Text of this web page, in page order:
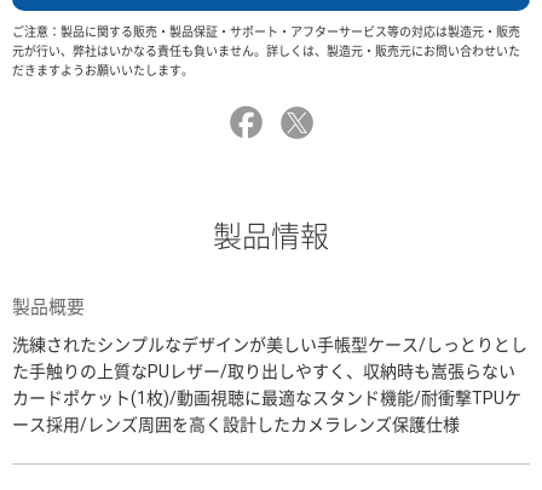
ご注意：製品に関する販売・製品保証・サポート・アフターサービス等の対応は製造元・販売
元が行い、弊社はいかなる責任も負いません。詳しくは、製造元・販売元にお問い合わせいた
だきますようお願いいたします。
製品情報
製品概要
洗練されたシンプルなデザインが美しい手帳型ケース/しっとりとし
た手触りの上質なPUレザー/取り出しやすく、収納時も嵩張らない
カードポケット(1枚)/動画視聴に最適なスタンド機能/耐衝撃TPUケ
ース採用/レンズ周囲を高く設計したカメラレンズ保護仕様